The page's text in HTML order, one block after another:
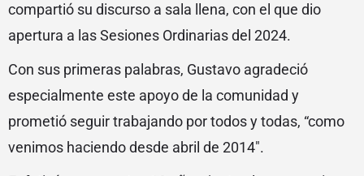
compartió su discurso a sala llena, con el que dio
apertura a las Sesiones Ordinarias del 2024.
Con sus primeras palabras, Gustavo agradeció
especialmente este apoyo de la comunidad y
prometió seguir trabajando por todos y todas, “como
venimos haciendo desde abril de 2014″.